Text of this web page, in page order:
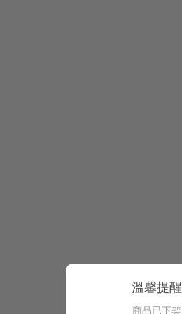
溫馨提醒
商品已下架